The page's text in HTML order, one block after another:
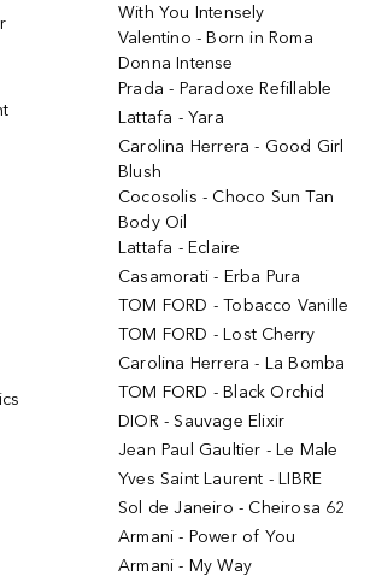
With You Intensely
Valentino - Born in Roma
Donna Intense
Prada - Paradoxe Refillable
Lattafa - Yara
Carolina Herrera - Good Girl
Blush
Cocosolis - Choco Sun Tan
Body Oil
Lattafa - Eclaire
Casamorati - Erba Pura
TOM FORD - Tobacco Vanille
TOM FORD - Lost Cherry
Carolina Herrera - La Bomba
TOM FORD - Black Orchid
DIOR - Sauvage Elixir
Jean Paul Gaultier - Le Male
Yves Saint Laurent - LIBRE
Sol de Janeiro - Cheirosa 62
Armani - Power of You
Armani - My Way